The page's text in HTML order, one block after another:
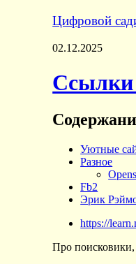
Цифровой
02.12.2025
Ссылки
Уютные
Разное
Fb2
Эрик
https://
Про поисковики,